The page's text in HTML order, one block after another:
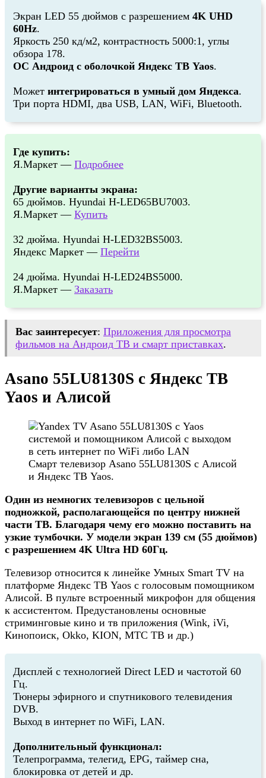
Экран LED 55 дюймов с разрешением 4K UHD
60Hz.
Яркость 250 кд/м2, контрастность 5000:1, углы
обзора 178.
ОС Андроид с оболочкой Яндекс ТВ Yaos.
Может интегрироваться в умный дом Яндекса.
Три порта HDMI, два USB, LAN, WiFi, Bluetooth.
Где купить:
Я.Маркет — Подробнее
Другие варианты экрана:
65 дюймов. Hyundai H-LED65BU7003.
Я.Маркет — Купить
32 дюйма. Hyundai H-LED32BS5003.
Яндекс Маркет — Перейти
24 дюйма. Hyundai H-LED24BS5000.
Я.Маркет — Заказать
Вас заинтересует: Приложения для просмотра
фильмов на Андроид ТВ и смарт приставках.
Asano 55LU8130S с Яндекс ТВ
Yaos и Алисой
Смарт телевизор Asano 55LU8130S с Алисой
и Яндекс ТВ Yaos.
Один из немногих телевизоров с цельной
подножкой, располагающейся по центру нижней
части ТВ. Благодаря чему его можно поставить на
узкие тумбочки. У модели экран 139 см (55 дюймов)
с разрешением 4K Ultra HD 60Гц.
Телевизор относится к линейке Умных Smart TV на
платформе Яндекс ТВ Yaos с голосовым помощником
Алисой. В пульте встроенный микрофон для общения
к ассистентом. Предустановлены основные
стриминговые кино и тв приложения (Wink, iVi,
Кинопоиск, Okko, KION, МТС ТВ и др.)
Дисплей с технологией Direct LED и частотой 60
Гц.
Тюнеры эфирного и спутникового телевидения
DVB.
Выход в интернет по WiFi, LAN.
Дополнительный функционал:
Телепрограмма, телегид, EPG, таймер сна,
блокировка от детей и др.